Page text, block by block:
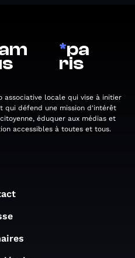
*pa
ris
associative locale qui vise à initier
qui défend une mission d'intérêt
éduquer aux médias et
accessibles à toutes et tous.